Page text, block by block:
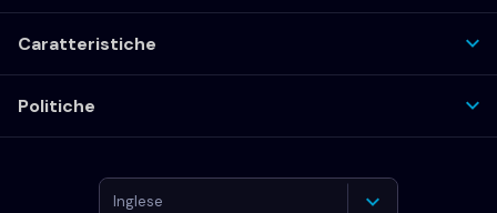
Caratteristiche
Politiche
Inglese